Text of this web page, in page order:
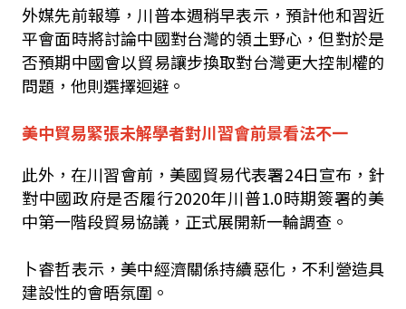
外媒先前報導，川普本週稍早表示，預計他和習近
平會面時將討論中國對台灣的領土野心，但對於是
否預期中國會以貿易讓步換取對台灣更大控制權的
問題，他則選擇迴避。
美中貿易緊張未解學者對川習會前景看法不一
此外，在川習會前，美國貿易代表署24日宣布，針
對中國政府是否履行2020年川普1.0時期簽署的美
中第一階段貿易協議，正式展開新一輪調查。
卜睿哲表示，美中經濟關係持續惡化，不利營造具
建設性的會晤氛圍。